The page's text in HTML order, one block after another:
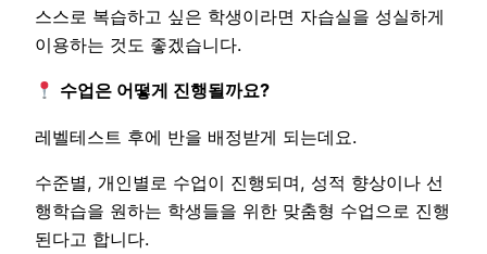
스스로 복습하고 싶은 학생이라면 자습실을 성실하게
이용하는 것도 좋겠습니다.
수업은 어떻게 진행될까요?
레벨테스트 후에 반을 배정받게 되는데요.
수준별, 개인별로 수업이 진행되며, 성적 향상이나 선
행학습을 원하는 학생들을 위한 맞춤형 수업으로 진행
된다고 합니다.